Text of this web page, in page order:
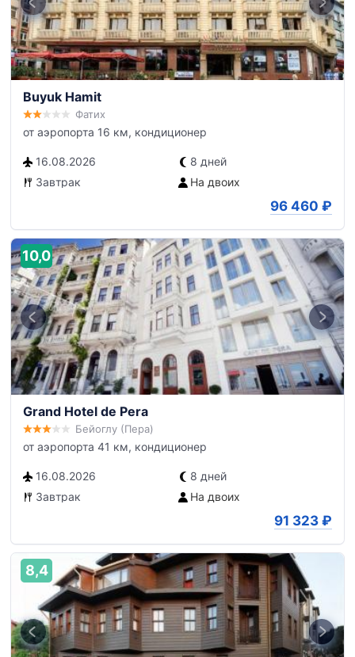
Buyuk Hamit
Фатих
от аэропорта 16 км, кондиционер
16.08.2026
8 дней
Завтрак
На двоих
96 460 ₽
10,0
Grand Hotel de Pera
Бейоглу (Пера)
от аэропорта 41 км, кондиционер
16.08.2026
8 дней
Завтрак
На двоих
91 323 ₽
8,4